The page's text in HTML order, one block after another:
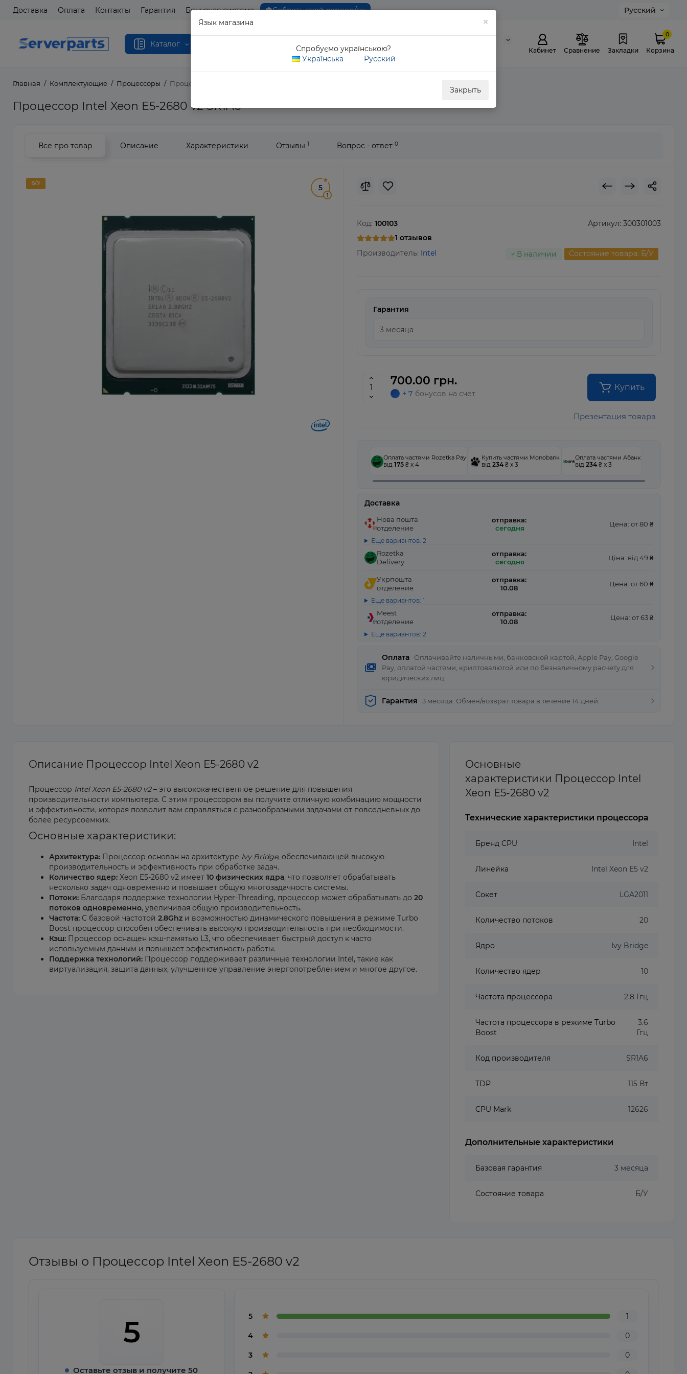
Доставка Оплата Контакты Гарантия Бонусная система Собрать свой сервер/пк Русский
Каталог
0 800 311 307
Кабинет Сравнение Закладки
0
Корзина
Главная Комплектующие Процессоры Процессор Intel Xeon E5-2680 v2
Процессор Intel Xeon E5-2680 v2 SR1A6
×
Язык магазина
Спробуємо українською?
Українська
Русский
Закрыть
Все про товар Описание Характеристики Отзывы 1 Вопрос - ответ 0
Б/У 5
1
Код: 100103
1 отзывов
Артикул: 300301003
Производитель: Intel В наличии Состояние товара: Б/У
Гарантия
700.00 грн.
+ 7 бонусов на счет
Купить
Презентация товара
Оплата
Оплачивайте наличными, банковской картой, Apple Pay, Google
Pay, оплатой частями, криптовалютой или по безналичному расчету для
юридических лиц.
Оплата частями Rozetka Pay
від 175 ₴ x 4
Купить частями Monobank
від 234 ₴ x 3
Оплата частями Абанк
від 234 ₴ x 3
Доставка
Нова пошта
отделение
отправка:
сегодня
Цена: от 80 ₴
Еще вариантов: 2
Rozetka
Delivery
отправка:
сегодня
Ціна: від 49 ₴
Укрпошта
отделение
отправка:
10.08
Цена: от 60 ₴
Еще вариантов: 1
Meest
отделение
отправка:
10.08
Цена: от 63 ₴
Еще вариантов: 2
Гарантия 3 месяца. Обмен/возврат товара в течение 14 дней.
Описание Процессор Intel Xeon E5-2680 v2
Процессор Intel Xeon E5-2680 v2– это высококачественное решение для повышения
производительности компьютера. С этим процессором вы получите отличную комбинацию мощности
и эффективности, которая позволит вам справляться с разнообразными задачами от повседневных до
более ресурсоемких.
Основные характеристики:
Архитектура: Процессор основан на архитектуре Ivy Bridge, обеспечивающей высокую
производительность и эффективность при обработке задач.
Количество ядер: Xeon E5-2680 v2 имеет 10 физических ядра, что позволяет обрабатывать
несколько задач одновременно и повышает общую многозадачность системы.
Потоки: Благодаря поддержке технологии Hyper-Threading, процессор может обрабатывать до 20
потоков одновременно, увеличивая общую производительность.
Частота: С базовой частотой 2.8Ghz и возможностью динамического повышения в режиме Turbo
Boost процессор способен обеспечивать высокую производительность при необходимости.
Кэш: Процессор оснащен кэш-памятью L3, что обеспечивает быстрый доступ к часто
используемым данным и повышает эффективность работы.
Поддержка технологий: Процессор поддерживает различные технологии Intel, такие как
виртуализация, защита данных, улучшенное управление энергопотреблением и многое другое.
Основные
характеристики Процессор Intel
Xeon E5-2680 v2
Технические характеристики процессора
Бренд CPU Intel
Линейка Intel Xeon E5 v2
Сокет LGA2011
Количество потоков 20
Ядро Ivy Bridge
Количество ядер 10
Частота процессора 2.8 Ггц
Частота процессора в режиме Turbo
Boost
3.6
Ггц
Код производителя SR1A6
TDP 115 Вт
CPU Mark 12626
Дополнительные характеристики
Базовая гарантия 3 месяца
Состояние товара Б/У
Отзывы о Процессор Intel Xeon E5-2680 v2
5
Оставьте отзыв и получите 50
5 1
4 0
3 0